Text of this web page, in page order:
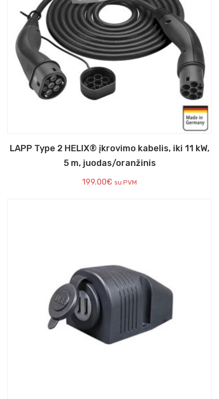
LAPP Type 2 HELIX® įkrovimo kabelis, iki 11 kW,
5 m, juodas/oranžinis
199.00€ su PVM